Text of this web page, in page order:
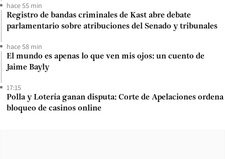
hace 55 min
Registro de bandas criminales de Kast abre debate
parlamentario sobre atribuciones del Senado y tribunales
hace 58 min
El mundo es apenas lo que ven mis ojos: un cuento de
Jaime Bayly
17:15
Polla y Lotería ganan disputa: Corte de Apelaciones ordena
bloqueo de casinos online